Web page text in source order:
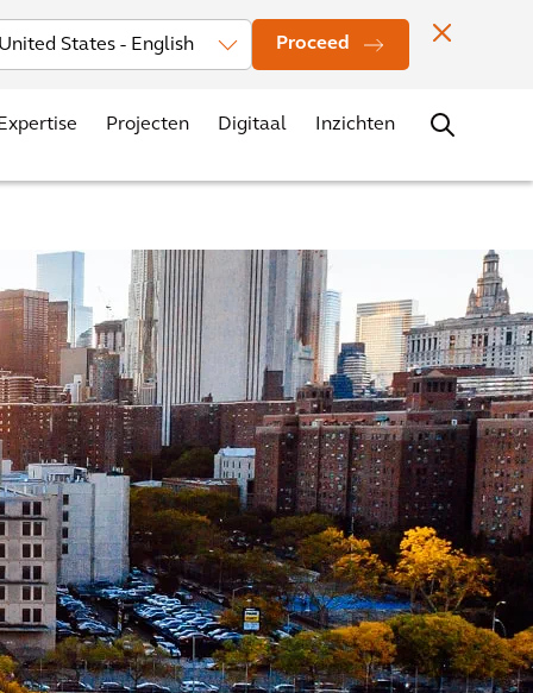
Proceed
Nieuws Evenementen Vestigingen Contact
Expertise Projecten Digitaal Inzichten